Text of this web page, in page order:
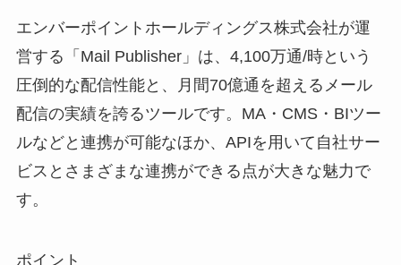
エンバーポイントホールディングス株式会社が運
営する「 Mail Publisher」は、4,100万通/時という
圧倒的な配信性能と、月間70億通を超えるメール
配信の実績を誇るツールです。MA・CMS・BIツー
ルなどと連携が可能なほか、APIを用いて自社サー
ビスとさまざまな連携ができる点が大きな魅力で
す。
ポイント